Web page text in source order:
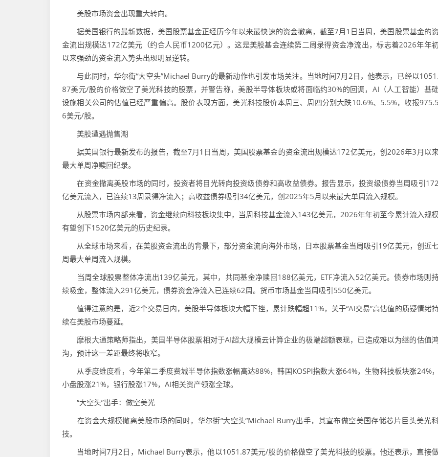
美股市场资金出现重大转向。
据美国银行的最新数据，美国股票基金正经历今年以来最快速的资金撤离，截至7月1日当周，美国股票基金的
金流出规模达172亿美元（约合人民币1200亿元）。这是美股基金连续第二周录得资金净流出，标志着2026年年
以来强劲的资金流入势头出现明显逆转。
与此同时，华尔街“大空头”Michael Burry的最新动作也引发市场关注。当地时间7月2日，他表示，已经以
87美元/股的价格做空了美光科技的股票，并警告称，美股半导体板块或将面临约30%的回调，AI（人工智能）基
设施相关公司的估值已经严重偏高。股价表现方面，美光科技股价本周三、周四分别大跌10.6%、5.5%，收报
6美元/股。
美股遭遇抛售潮
据美国银行最新发布的报告，截至7月1日当周，美国股票基金的资金流出规模达172亿美元，创2026年3月以
最大单周净赎回纪录。
在资金撤离美股市场的同时，投资者将目光转向投资级债券和高收益债券。报告显示，投资级债券当周吸引
亿美元流入，已连续13周录得净流入；高收益债券吸引34亿美元，创2025年5月以来最大单周流入规模。
从股票市场内部来看，资金继续向科技板块集中，当周科技基金流入143亿美元，2026年年初至今累计流入规
有望创下1520亿美元的历史纪录。
从全球市场来看，在美股资金流出的背景下，部分资金流向海外市场，日本股票基金当周吸引19亿美元，创近
周最大单周流入规模。
当周全球股票整体净流出139亿美元，其中，共同基金净赎回188亿美元，ETF净流入52亿美元。债券市场则
续吸金，整体流入291亿美元，债券资金净流入已连续62周。货币市场基金当周吸引550亿美元。
值得注意的是，近2个交易日内，美股半导体板块大幅下挫，累计跌幅超11%，关于“AI交易”高估值的质疑情绪
续在美股市场蔓延。
摩根大通策略师指出，美国半导体股票相对于AI超大规模云计算企业的极端超额表现，已造成难以为继的估值
沟，预计这一差距最终将收窄。
从季度维度看，今年第二季度费城半导体指数涨幅高达88%，韩国KOSPI指数大涨64%，生物科技板块涨24%
小盘股涨21%，银行股涨17%，AI相关资产领涨全球。
“大空头”出手：做空美光
在资金大规模撤离美股市场的同时，华尔街“大空头”Michael Burry出手，其宣布做空美国存储芯片巨头美光
技。
当地时间7月2日，Michael Burry表示，他以1051.87美元/股的价格做空了美光科技的股票。他还表示，直接